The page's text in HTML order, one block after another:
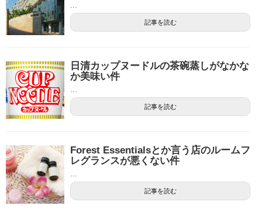
...
記事を読む
日清カップヌードルの茶碗蒸しがなかな
か美味い件
...
記事を読む
Forest Essentialsとか言う店のルームフ
レグランスが悪くない件
...
記事を読む